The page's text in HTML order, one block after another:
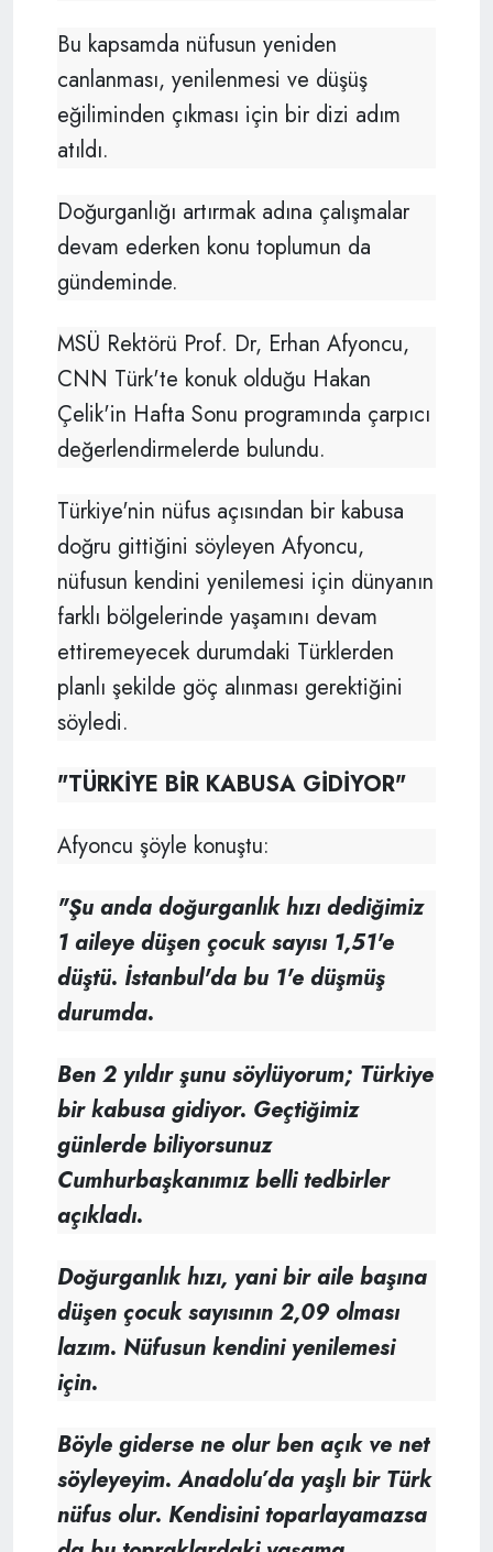
Bu kapsamda nüfusun yeniden
canlanması, yenilenmesi ve düşüş
eğiliminden çıkması için bir dizi adım
atıldı.
Doğurganlığı artırmak adına çalışmalar
devam ederken konu toplumun da
gündeminde.
MSÜ Rektörü Prof. Dr, Erhan Afyoncu,
CNN Türk'te konuk olduğu Hakan
Çelik'in Hafta Sonu programında çarpıcı
değerlendirmelerde bulundu.
Türkiye'nin nüfus açısından bir kabusa
doğru gittiğini söyleyen Afyoncu,
nüfusun kendini yenilemesi için dünyanın
farklı bölgelerinde yaşamını devam
ettiremeyecek durumdaki Türklerden
planlı şekilde göç alınması gerektiğini
söyledi.
"TÜRKİYE BİR KABUSA GİDİYOR"
Afyoncu şöyle konuştu:
"Şu anda doğurganlık hızı dediğimiz
1 aileye düşen çocuk sayısı 1,51'e
düştü. İstanbul'da bu 1'e düşmüş
durumda.
Ben 2 yıldır şunu söylüyorum; Türkiye
bir kabusa gidiyor. Geçtiğimiz
günlerde biliyorsunuz
Cumhurbaşkanımız belli tedbirler
açıkladı.
Doğurganlık hızı, yani bir aile başına
düşen çocuk sayısının 2,09 olması
lazım. Nüfusun kendini yenilemesi
için.
Böyle giderse ne olur ben açık ve net
söyleyeyim. Anadolu’da yaşlı bir Türk
nüfus olur. Kendisini toparlayamazsa